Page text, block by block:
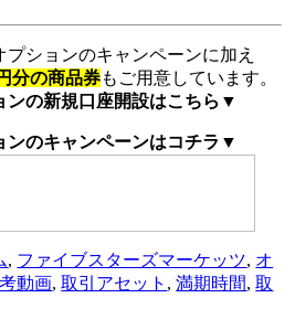
ションのキャンペーンに加え
分の商品券もご用意しています。
ンの新規口座開設はこちら▼
ンのキャンペーンはコチラ▼
, ファイブスターズマーケッツ, オ
動画,取引アセット ,満期時間,取